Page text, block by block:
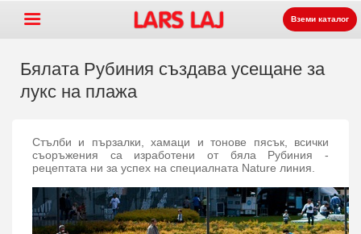
площадки
Парково и улично +
Настилки +
Вземи каталог
Бялата Рубиния създава усещане за
лукс на плажа
Стълби и пързалки, хамаци и тонове пясък, всички
съоръжения са изработени от бяла Рубиния -
рецептата ни за успех на специалната Nature линия.